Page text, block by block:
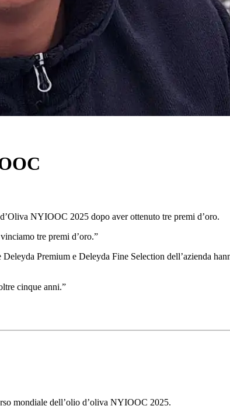
NYIOOC 2025 dopo aver ottenuto tre premi d’oro.
tre premi d’oro.”
Premium e Deleyda Fine Selection dell’azienda
cinque anni.”
mondiale dell’olio d’oliva NYIOOC 2025.